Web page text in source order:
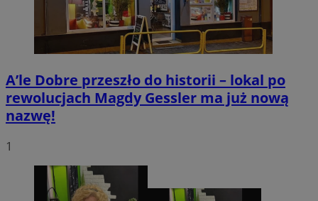
A’le Dobre przeszło do historii – lokal po
rewolucjach Magdy Gessler ma już nową
nazwę!
1